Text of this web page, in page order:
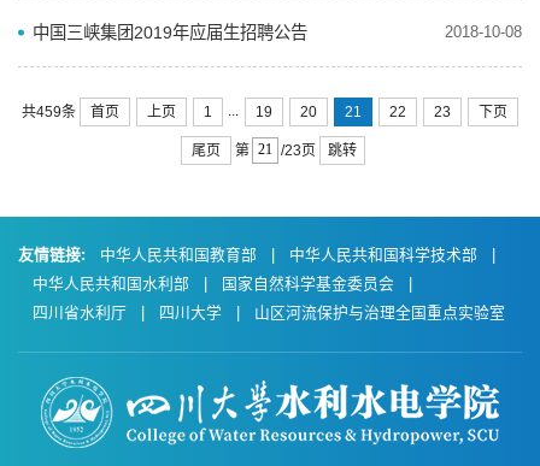
中国三峡集团2019年应届生招聘公告 2018-10-08
共459条 首页 上页 1 ... 19 20 21 22 23 下页
尾页 第 /23页 跳转
友情链接: 中华人民共和国教育部 中华人民共和国科学技术部
中华人民共和国水利部
国家自然科学基金委员会
四川省水利厅
四川大学 山区河流保护与治理全国重点实验室